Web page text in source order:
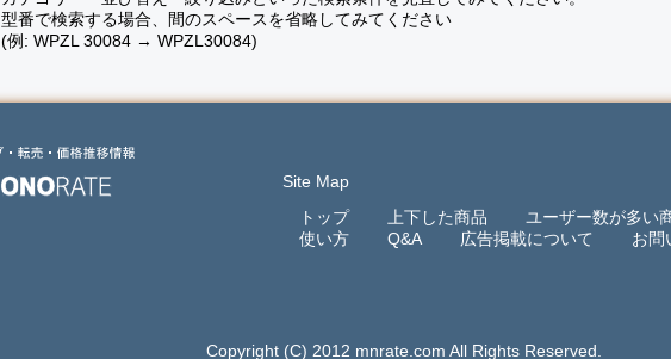
型番で検索する場合、間のスペースを省略してみてください
(例: WPZL 30084 → WPZL30084)
Site Map
トップ
上下した商品
ユーザー数が多い
使い方
Q&A 広告掲載について お問
Copyright (C) 2012 mnrate.com All Rights Reserved.